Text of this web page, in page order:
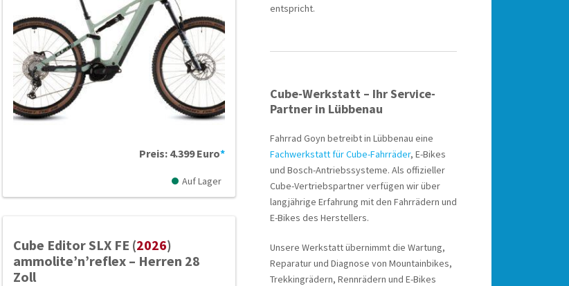
Preis: 4.399 Euro*
Auf Lager
Cube Editor SLX FE (2026)
ammolite’n’reflex – Herren 28
Zoll
entspricht.
Cube-Werkstatt – Ihr Service-
Partner in Lübbenau
Fahrrad Goyn betreibt in Lübbenau eine
Fachwerkstatt für Cube-Fahrräder, E-Bikes
und Bosch-Antriebssysteme. Als offizieller
Cube-Vertriebspartner verfügen wir über
langjährige Erfahrung mit den Fahrrädern und
E-Bikes des Herstellers.
Unsere Werkstatt übernimmt die Wartung,
Reparatur und Diagnose von Mountainbikes,
Trekkingrädern, Rennrädern und E-Bikes